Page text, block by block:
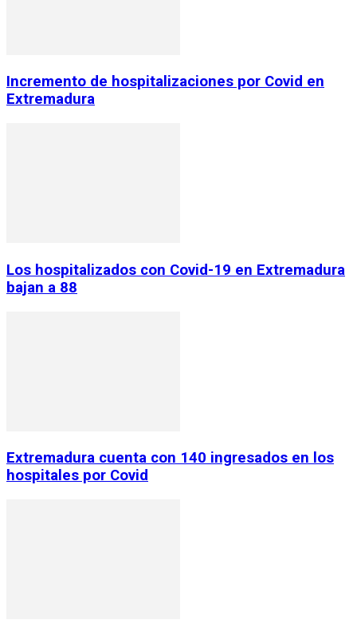
Incremento de hospitalizaciones por Covid en
Extremadura
Los hospitalizados con Covid-19 en Extremadura
bajan a 88
Extremadura cuenta con 140 ingresados en los
hospitales por Covid